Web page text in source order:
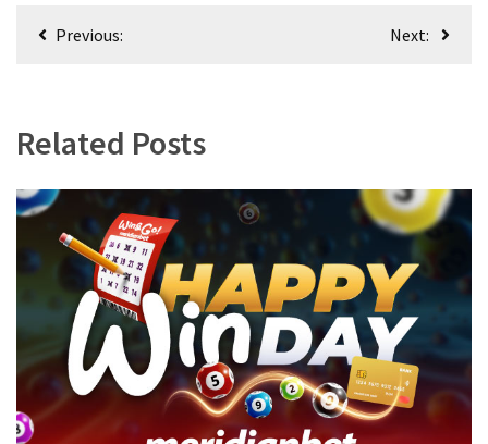
Кретање
Previous: Next:
Related Posts